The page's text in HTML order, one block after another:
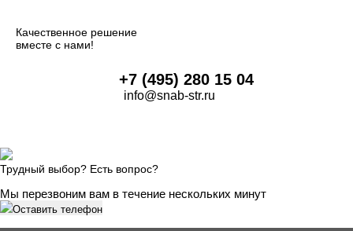
Качественное решение
вместе с нами!
+7 (495) 280 15 04
info@snab-str.ru
Трудный выбор? Есть вопрос?
Мы перезвоним вам в течение нескольких минут
Оставить телефон